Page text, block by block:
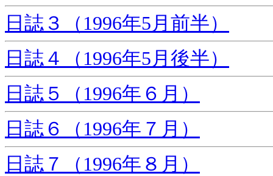
日誌３（1996年5月前半）
日誌４（1996年5月後半）
日誌５（1996年６月）
日誌６（1996年７月）
日誌７（1996年８月）